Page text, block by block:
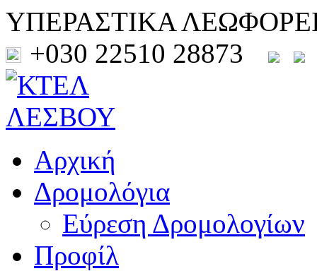
ΥΠΕΡΑΣΤΙΚΑ
+030 22510 28873
Αρχική
Δρομολόγια
Εύρεση Δρομολογίων
Προφίλ